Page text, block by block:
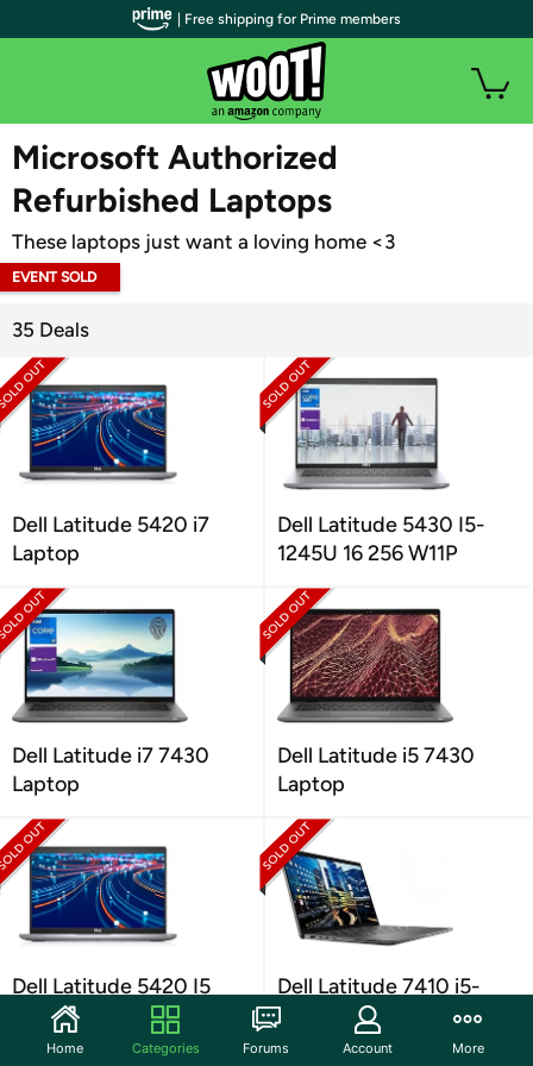
WOOT PLUS
Microsoft Authorized
Refurbished Laptops
These laptops just want a loving home <3
EVENT SOLD
35 Deals
Dell Latitude 5420 i7
Laptop
Dell Latitude 5430 I5-
1245U 16 256 W11P
Dell Latitude i7 7430
Laptop
Dell Latitude i5 7430
Laptop
Dell Latitude 5420 I5
Laptop
Dell Latitude 7410 i5-
10310U W11P Laptop
| Free shipping for Prime members
Home Categories Forums Account More